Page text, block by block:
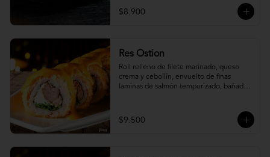
$8.900
Res Ostion
Roll relleno de filete marinado, queso
crema y cebollín, envuelto de finas
laminas de salmón tempurizado, bañada
$9.500